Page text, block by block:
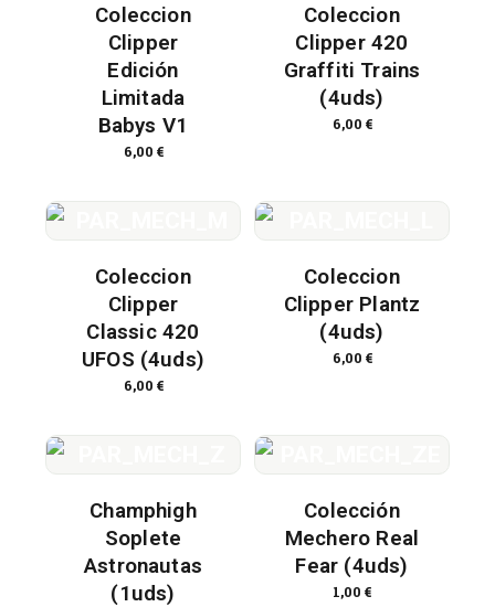
Coleccion
Clipper
Edición
Limitada
Babys V1
6,00 €
Coleccion
Clipper 420
Graffiti Trains
(4uds)
6,00 €
Coleccion
Clipper
Classic 420
UFOS (4uds)
6,00 €
Coleccion
Clipper Plantz
(4uds)
6,00 €
Champhigh
Soplete
Astronautas
(1uds)
Colección
Mechero Real
Fear (4uds)
1,00 €